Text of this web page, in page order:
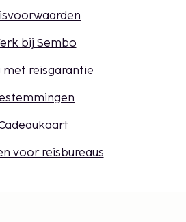
bij Sembo
met reisgarantie
voor reisbureaus